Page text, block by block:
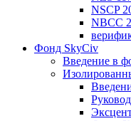
NSCP
NBCC
Фонд SkyCiv
Введение в